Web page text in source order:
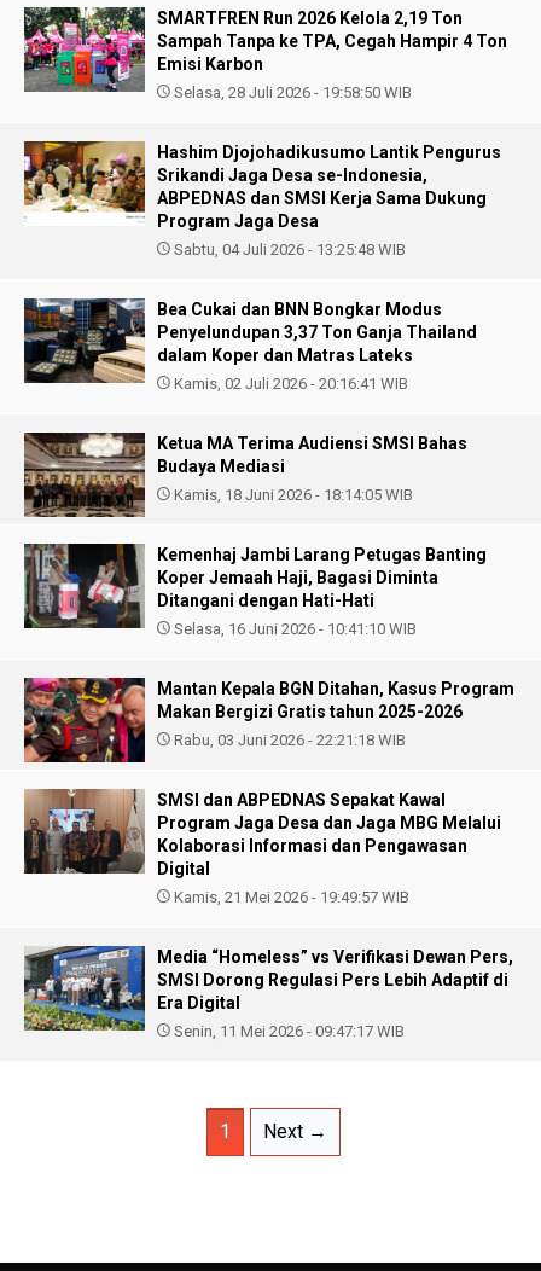
SMARTFREN Run 2026 Kelola 2,19 Ton
Sampah Tanpa ke TPA, Cegah Hampir 4 Ton
Emisi Karbon
Selasa, 28 Juli 2026 - 19:58:50 WIB
Hashim Djojohadikusumo Lantik Pengurus
Srikandi Jaga Desa se-Indonesia,
ABPEDNAS dan SMSI Kerja Sama Dukung
Program Jaga Desa
Sabtu, 04 Juli 2026 - 13:25:48 WIB
Bea Cukai dan BNN Bongkar Modus
Penyelundupan 3,37 Ton Ganja Thailand
dalam Koper dan Matras Lateks
Kamis, 02 Juli 2026 - 20:16:41 WIB
Ketua MA Terima Audiensi SMSI Bahas
Budaya Mediasi
Kamis, 18 Juni 2026 - 18:14:05 WIB
Kemenhaj Jambi Larang Petugas Banting
Koper Jemaah Haji, Bagasi Diminta
Ditangani dengan Hati-Hati
Selasa, 16 Juni 2026 - 10:41:10 WIB
Mantan Kepala BGN Ditahan, Kasus Program
Makan Bergizi Gratis tahun 2025-2026
Rabu, 03 Juni 2026 - 22:21:18 WIB
SMSI dan ABPEDNAS Sepakat Kawal
Program Jaga Desa dan Jaga MBG Melalui
Kolaborasi Informasi dan Pengawasan
Digital
Kamis, 21 Mei 2026 - 19:49:57 WIB
Media “Homeless” vs Verifikasi Dewan Pers,
SMSI Dorong Regulasi Pers Lebih Adaptif di
Era Digital
Senin, 11 Mei 2026 - 09:47:17 WIB
1 Next →